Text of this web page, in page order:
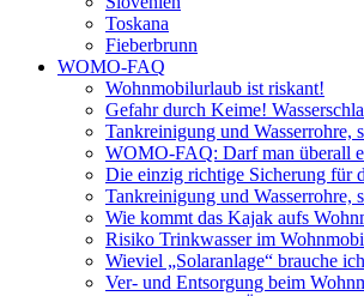
Toskana
Fieberbrunn
WOMO-FAQ
Wohnmobilurlaub ist riskant!
Gefahr durch Keime!
Tankreinigung und Wasserrohre,
WOMO-FAQ: Darf man überall
Die einzig richtige Sicherung für
Tankreinigung und Wasserrohre,
Wie kommt das Kajak aufs
Risiko Trinkwasser im
Wieviel „Solaranlage“ brauche
Ver- und Entsorgung beim